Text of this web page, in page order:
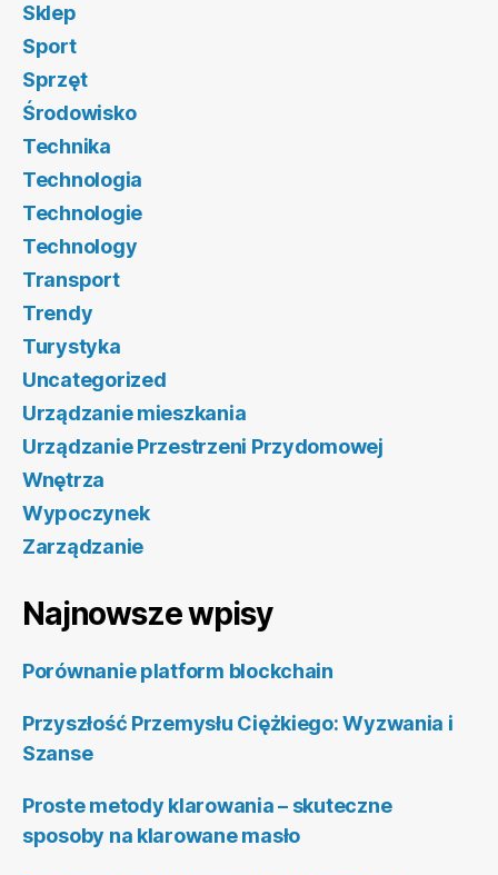
Sklep
Sport
Sprzęt
Środowisko
Technika
Technologia
Technologie
Technology
Transport
Trendy
Turystyka
Uncategorized
Urządzanie mieszkania
Urządzanie Przestrzeni Przydomowej
Wnętrza
Wypoczynek
Zarządzanie
Najnowsze wpisy
Porównanie platform blockchain
Przyszłość Przemysłu Ciężkiego: Wyzwania i
Szanse
Proste metody klarowania – skuteczne
sposoby na klarowane masło